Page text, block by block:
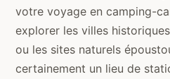
votre voyage en camping-
explorer les villes
ou les sites naturels
certainement un lieu de